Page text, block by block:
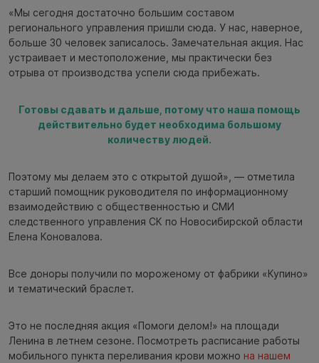
«Мы сегодня достаточно большим составом
регионального управления пришли сюда. У нас, наверное,
больше 30 человек записалось. Замечательная акция. Нас
устраивает и местоположение, мы практически без
отрыва от производства успели сюда прибежать.
Готовы сдавать и дальше, потому что наша помощь
действительно будет необходима большому
количеству людей.
Поэтому мы делаем это с открытой душой», — отметила
старший помощник руководителя по информационному
взаимодействию с общественностью и СМИ
следственного управления СК по Новосибирской области
Елена Коновалова.
Все доноры получили по мороженому от фабрики «Купино»
и тематический браслет.
Это не последняя акция «Помоги делом!» на площади
Ленина в летнем сезоне. Посмотреть расписание работы
мобильного пункта переливания крови можно на нашем